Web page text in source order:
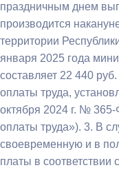
праздничным днем
производится
территории
января 2025 года
составляет 22 440
оплаты труда,
октября 2024 г. №
оплаты труда»). 3. В
своевременную и в
платы в соответствии